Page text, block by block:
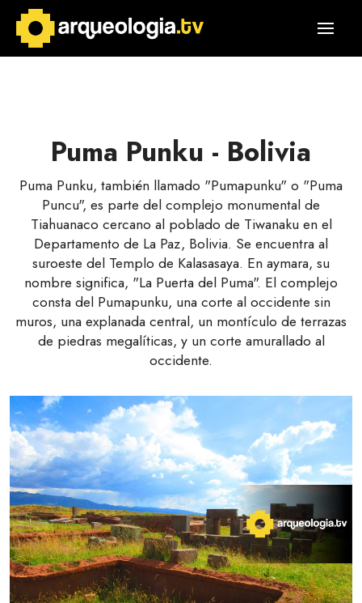
Puma Punku - Bolivia
Puma Punku, también llamado "Pumapunku" o "Puma
Puncu", es parte del complejo monumental de
Tiahuanaco cercano al poblado de Tiwanaku en el
Departamento de La Paz, Bolivia. Se encuentra al
suroeste del Templo de Kalasasaya. En aymara, su
nombre significa, "La Puerta del Puma". El complejo
consta del Pumapunku, una corte al occidente sin
muros, una explanada central, un montículo de terrazas
de piedras megalíticas, y un corte amurallado al
occidente.